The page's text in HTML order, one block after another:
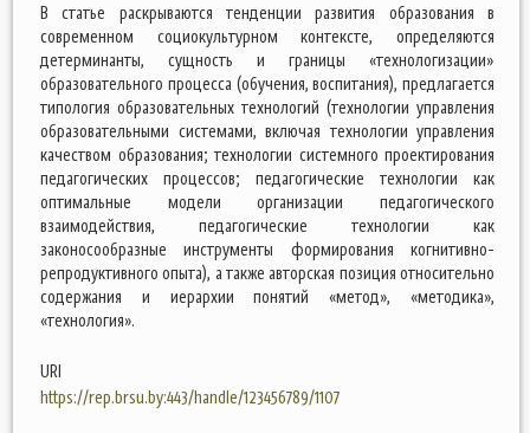
В статье раскрываются тенденции развития образования в
современном социокультурном контексте, определяются
детерминанты, сущность и границы «технологизации»
образовательного процесса (обучения, воспитания), предлагается
типология образовательных технологий (технологии управления
образовательными системами, включая технологии управления
качеством образования; технологии системного проектирования
педагогических процессов; педагогические технологии как
оптимальные модели организации педагогического
взаимодействия, педагогические технологии как
законосообразные инструменты формирования когнитивно-
репродуктивного опыта), а также авторская позиция относительно
содержания и иерархии понятий «метод», «методика»,
«технология».
URI
https://rep.brsu.by:443/handle/123456789/1107